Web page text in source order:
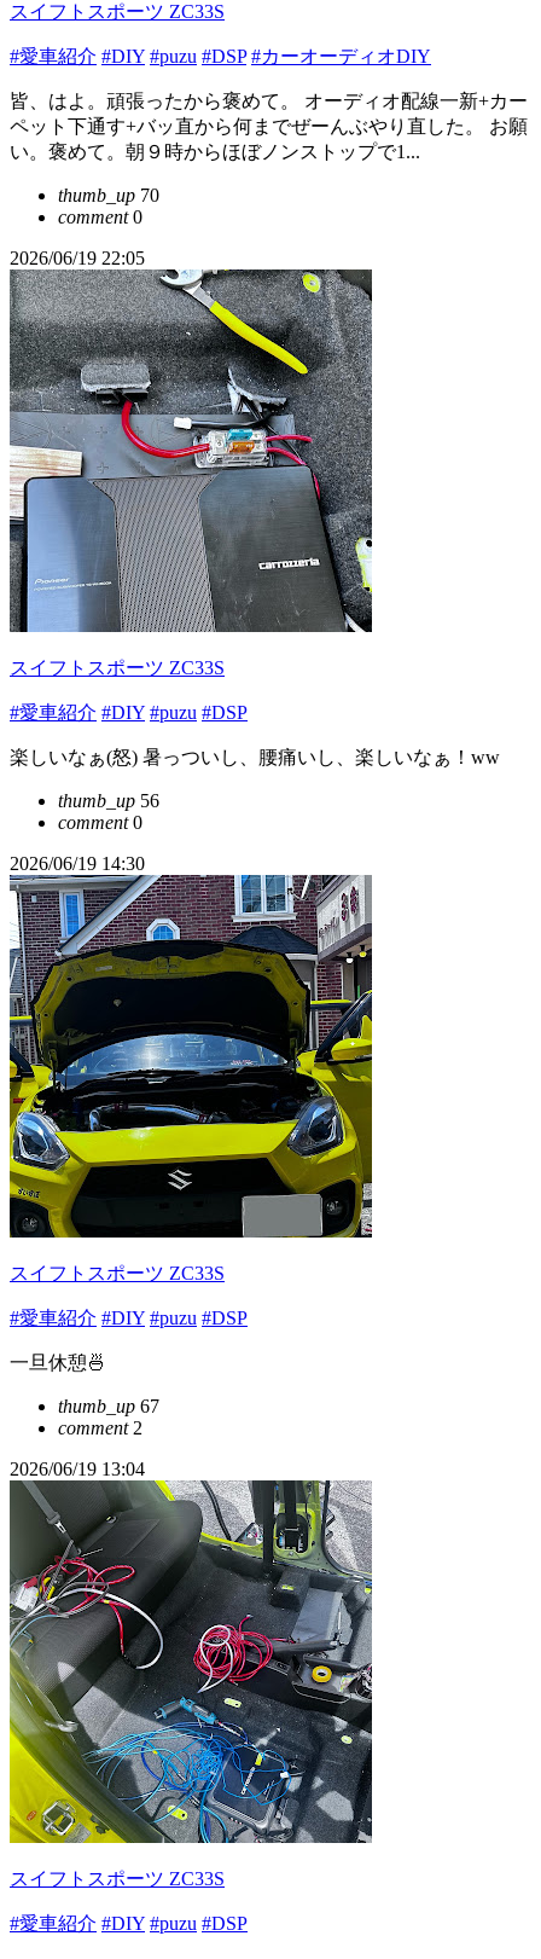
スイフトスポーツ ZC33S
#愛車紹介 #DIY #puzu #DSP #カーオーディオDIY
皆、はよ。頑張ったから褒めて。 オーディオ配線一新+カー
ペット下通す+バッ直から何までぜーんぶやり直した。 お願
い。褒めて。朝９時からほぼノンストップで1...
thumb_up 70
comment0
2026/06/19 22:05
スイフトスポーツ ZC33S
#愛車紹介 #DIY #puzu #DSP
楽しいなぁ(怒) 暑っついし、腰痛いし、楽しいなぁ！ww
thumb_up 56
comment0
2026/06/19 14:30
スイフトスポーツ ZC33S
#愛車紹介 #DIY #puzu #DSP
一旦休憩🍜
thumb_up 67
comment2
2026/06/19 13:04
スイフトスポーツ ZC33S
#愛車紹介 #DIY #puzu #DSP